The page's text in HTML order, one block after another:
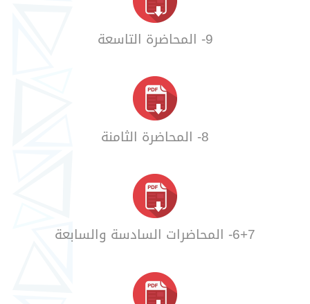
9- المحاضرة التاسعة
8- المحاضرة الثامنة
6+7- المحاضرات السادسة والسابعة